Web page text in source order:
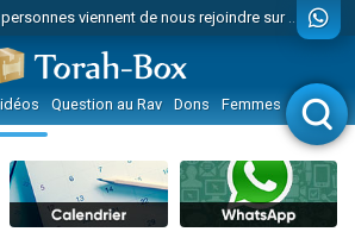
3 personnes viennent de nous rejoindre sur WhatsApp
vient de donner son Maasser
3 personnes viennent de faire un don pour 5 jours de vacances aux Orphelins
3 personnes viennent de faire un don pour Diane, 80 ans, dans un appartement insalubre
2 personnes viennent de nous rejoindre sur WhatsApp
13 personnes viennent de demander une bénédiction
30 personnes viennent de faire un don pour Sauvez la jambe de Yohan
Question au Rav Dons Femmes Enfants